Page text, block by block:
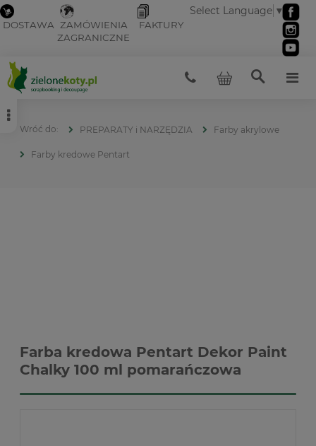
DOSTAWA ZAMÓWIENIA
ZAGRANICZNE
FAKTURY
Select Language ▼
PREPARATY i NARZĘDZIA Farby akrylowe
Farby kredowe Pentart
Farba kredowa Pentart Dekor Paint
Chalky 100 ml pomarańczowa